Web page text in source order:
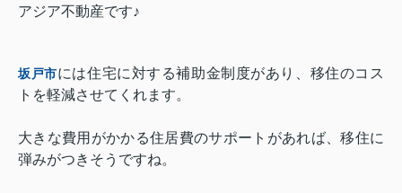
アジア不動産です♪
坂戸市には住宅に対する補助金制度があり、移住のコス
トを軽減させてくれます。
大きな費用がかかる住居費のサポートがあれば、移住に
弾みがつきそうですね。